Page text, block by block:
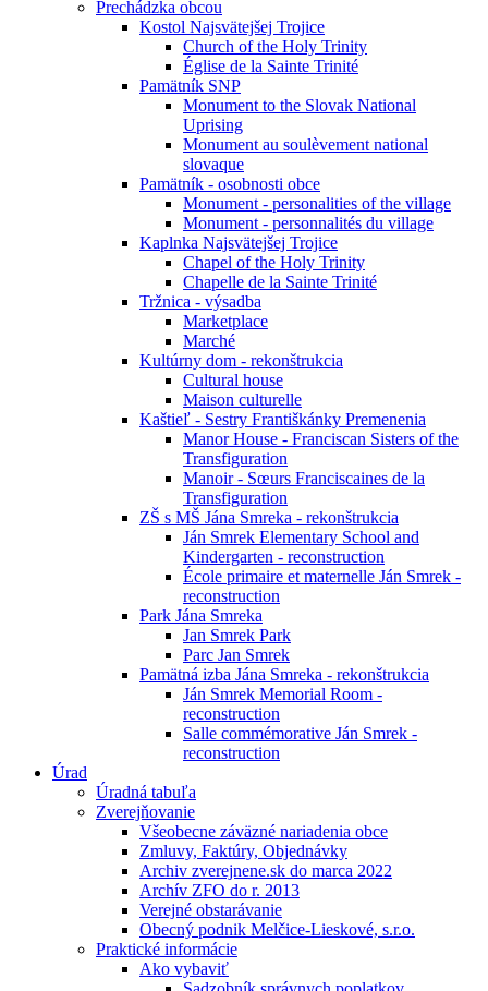
Prechádzka obcou
Kostol Najsvätejšej Trojice
Church of the Holy Trinity
Église de la Sainte Trinité
Pamätník SNP
Monument to the Slovak National
Uprising
Monument au soulèvement national
slovaque
Pamätník - osobnosti obce
Monument - personalities of the village
Monument - personnalités du village
Kaplnka Najsvätejšej Trojice
Chapel of the Holy Trinity
Chapelle de la Sainte Trinité
Tržnica - výsadba
Marketplace
Marché
Kultúrny dom - rekonštrukcia
Cultural house
Maison culturelle
Kaštieľ - Sestry Františkánky Premenenia
Manor House - Franciscan Sisters of the
Transfiguration
Manoir - Sœurs Franciscaines de la
Transfiguration
ZŠ s MŠ Jána Smreka - rekonštrukcia
Ján Smrek Elementary School and
Kindergarten - reconstruction
École primaire et maternelle Ján Smrek -
reconstruction
Park Jána Smreka
Jan Smrek Park
Parc Jan Smrek
Pamätná izba Jána Smreka - rekonštrukcia
Ján Smrek Memorial Room -
reconstruction
Salle commémorative Ján Smrek -
reconstruction
Úrad
Úradná tabuľa
Zverejňovanie
Všeobecne záväzné nariadenia obce
Zmluvy, Faktúry, Objednávky
Archiv zverejnene.sk do marca 2022
Archív ZFO do r. 2013
Verejné obstarávanie
Obecný podnik Melčice-Lieskové, s.r.o.
Praktické informácie
Ako vybaviť